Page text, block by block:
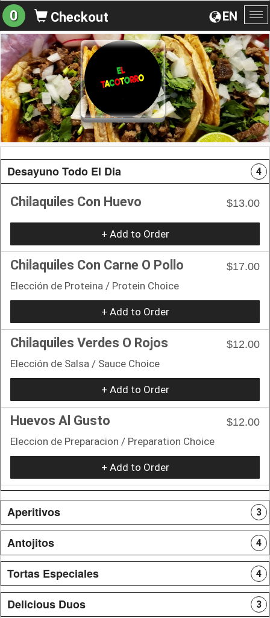
EN
0 Checkout
Desayuno Todo El Dia 4
Chilaquiles Con Huevo $13.00
+ Add to Order
Chilaquiles Con Carne O Pollo
$17.00
Elección de Proteina / Protein Choice
+ Add to Order
Chilaquiles Verdes O Rojos
$12.00
Elección de Salsa / Sauce Choice
+ Add to Order
Huevos Al Gusto
$12.00
Eleccion de Preparacion / Preparation Choice
+ Add to Order
Aperitivos 3
Antojitos 4
Tortas Especiales 4
Delicious Duos 3